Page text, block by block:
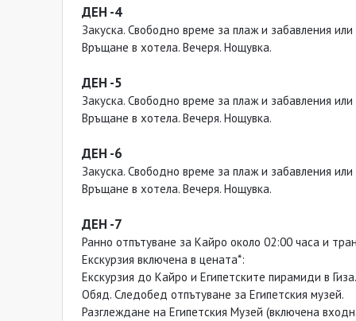
ДЕН -4
Закуска. Свободно време за плаж и забавления
Връщане в хотела. Вечеря. Нощувка.
ДЕН -5
Закуска. Свободно време за плаж и забавления
Връщане в хотела. Вечеря. Нощувка.
ДЕН -6
Закуска. Свободно време за плаж и забавления
Връщане в хотела. Вечеря. Нощувка.
ДЕН -7
Ранно отпътуване за Кайро около 02:00 часа и
Екскурзия включена в цената*:
Екскурзия до Кайро и Египетските пирамиди в Гиза.
Обяд. Следобед отпътуване за Египетския музей.
Разглеждане на Египетския Музей (включена